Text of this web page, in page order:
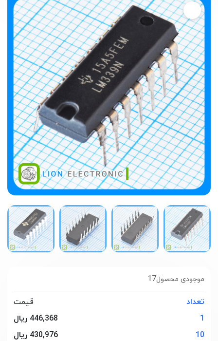
17موجودی محصول
تعداد
قیمت
1
446,368 ریال
10
430,976 ریال